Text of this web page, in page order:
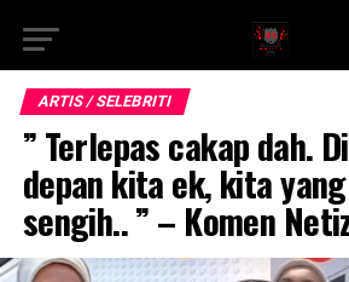
ARTIS / SELEBRITI
” Terlepas cakap dah.
depan kita ek, kita
sengih.. ” – Komen